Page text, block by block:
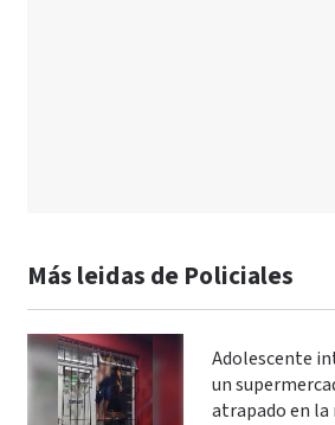
Más leidas de Policiales
Adolescente
un
atrapado en la